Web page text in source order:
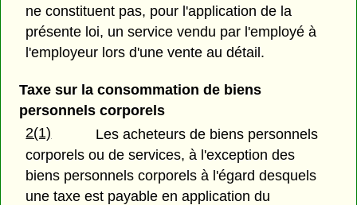
ne constituent pas, pour l'application de la
présente loi, un service vendu par l'employé à
l'employeur lors d'une vente au détail.
Taxe sur la consommation de biens
personnels corporels
2(1)
Les acheteurs de biens personnels
corporels ou de services, à l'exception des
biens personnels corporels à l'égard desquels
une taxe est payable en application du